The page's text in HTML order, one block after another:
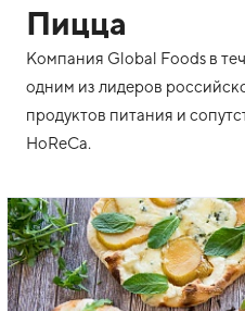
Пицца
Компания Global Foods в
одним из лидеров
продуктов питания и
HoReCa.